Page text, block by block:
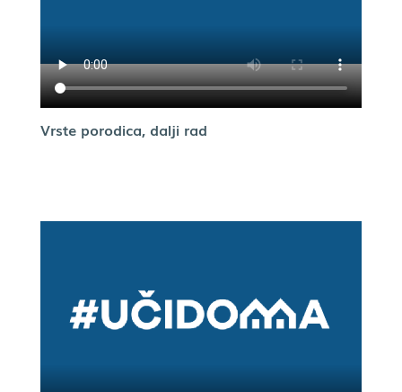
Vrste porodica, dalji rad